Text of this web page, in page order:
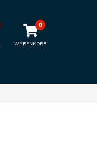
0
WARENKORB